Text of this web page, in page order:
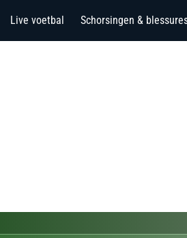
Live voetbal Schorsingen &